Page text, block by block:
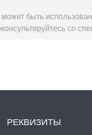
быть
со
РЕКВИЗИТЫ